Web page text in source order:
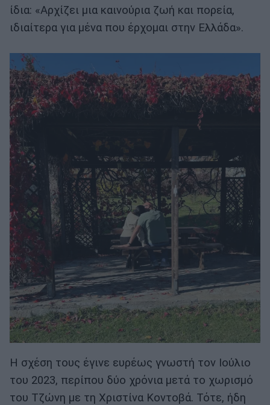
ίδια: «Αρχίζει μια καινούρια ζωή και πορεία,
ιδιαίτερα για μένα που έρχομαι στην Ελλάδα».
Η σχέση τους έγινε ευρέως γνωστή τον Ιούλιο
του 2023, περίπου δύο χρόνια μετά το χωρισμό
του Τζώνη με τη Χριστίνα Κοντοβά. Τότε, ήδη